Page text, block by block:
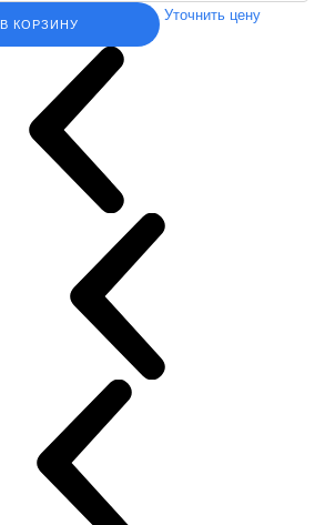
В КОРЗИНУ
Уточнить цену